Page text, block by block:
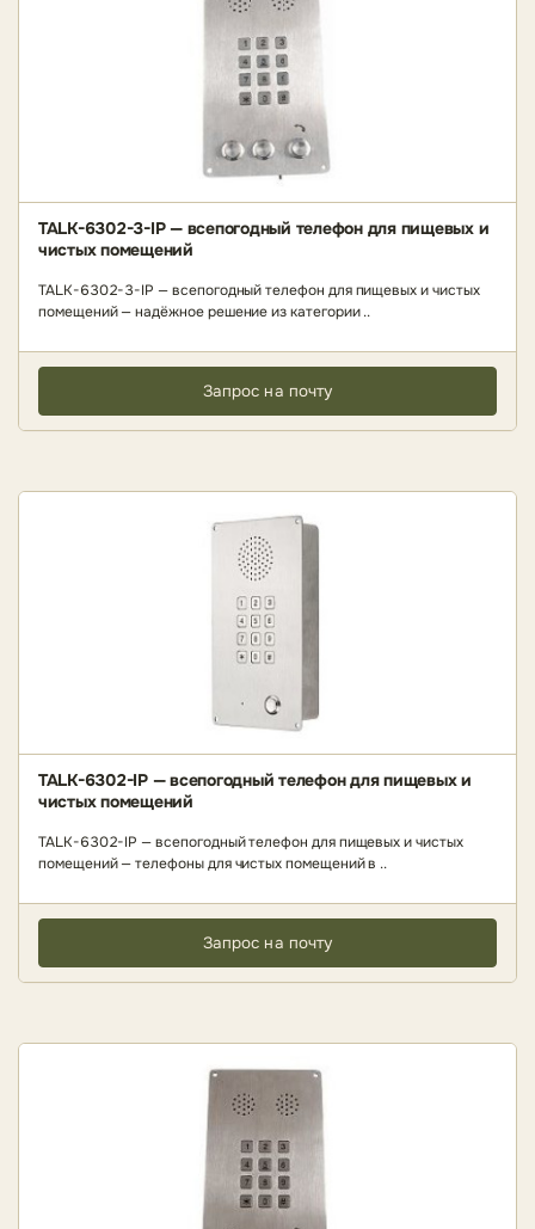
TALK-6302-3-IP — всепогодный телефон для пищевых и
чистых помещений
TALK-6302-3-IP — всепогодный телефон для пищевых и чистых
помещений — надёжное решение из категории ..
Запрос на почту
TALK-6302-IP — всепогодный телефон для пищевых и
чистых помещений
TALK-6302-IP — всепогодный телефон для пищевых и чистых
помещений — телефоны для чистых помещений в ..
Запрос на почту